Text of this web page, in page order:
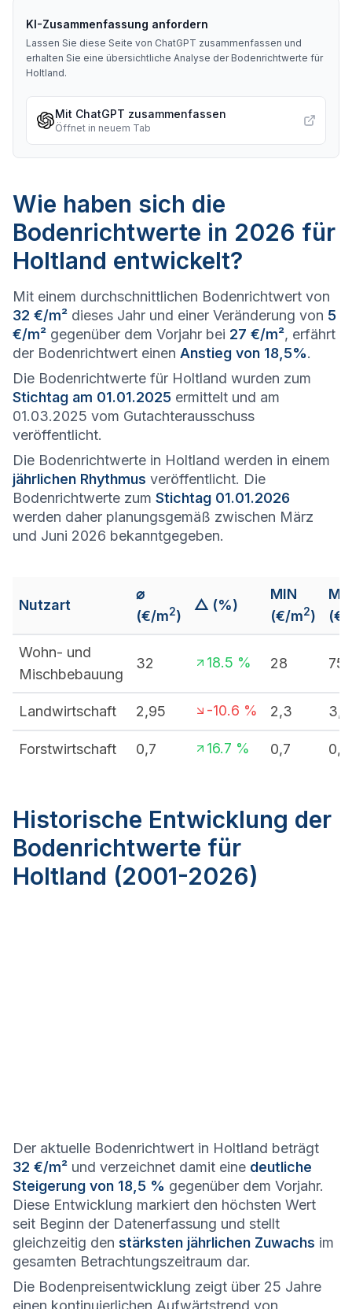
KI-Zusammenfassung anfordern
Lassen Sie diese Seite von ChatGPT zusammenfassen und
erhalten Sie eine übersichtliche Analyse der Bodenrichtwerte für
Holtland.
Mit ChatGPT zusammenfassen
Öffnet in neuem Tab
Wie haben sich die
Bodenrichtwerte in 2026 für
Holtland entwickelt?
Mit einem durchschnittlichen Bodenrichtwert von
32 €/m² dieses Jahr und einer Veränderung von 5
€/m² gegenüber dem Vorjahr bei 27 €/m², erfährt
der Bodenrichtwert einen Anstieg von 18,5%.
Die Bodenrichtwerte für Holtland wurden zum
Stichtag am 01.01.2025 ermittelt und am
01.03.2025 vom Gutachterausschuss
veröffentlicht.
Die Bodenrichtwerte in Holtland werden in einem
jährlichen Rhythmus veröffentlicht. Die
Bodenrichtwerte zum Stichtag 01.01.2026
werden daher planungsgemäß zwischen März
und Juni 2026 bekanntgegeben.
Nutzart
⌀
(€/m2)
△ (%)
MIN
(€/m2)
(€/
Wohn- und
Mischbebauung
32 18.5 % 28 75
Landwirtschaft 2,95 -10.6 % 2,3 3,6
Forstwirtschaft 0,7 16.7 % 0,7 0,7
Historische Entwicklung der
Bodenrichtwerte für
Holtland (2001-2026)
Der aktuelle Bodenrichtwert in Holtland beträgt
32 €/m² und verzeichnet damit eine deutliche
Steigerung von 18,5 % gegenüber dem Vorjahr.
Diese Entwicklung markiert den höchsten Wert
seit Beginn der Datenerfassung und stellt
gleichzeitig den stärksten jährlichen Zuwachs im
gesamten Betrachtungszeitraum dar.
Die Bodenpreisentwicklung zeigt über 25 Jahre
einen kontinuierlichen Aufwärtstrend von